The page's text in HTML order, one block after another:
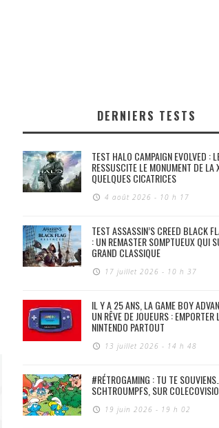
DERNIERS TESTS
TEST HALO CAMPAIGN EVOLVED :
RESSUSCITE LE MONUMENT DE LA
QUELQUES CICATRICES
4 août 2026 - 10 h 17
TEST ASSASSIN’S CREED BLACK
: UN REMASTER SOMPTUEUX QUI
GRAND CLASSIQUE
17 juillet 2026 - 10 h 37
IL Y A 25 ANS, LA GAME BOY
UN RÊVE DE JOUEURS : EMPORTER
NINTENDO PARTOUT
13 juillet 2026 - 14 h 48
#RÉTROGAMING : TU TE
SCHTROUMPFS, SUR
19 juin 2026 - 19 h 02